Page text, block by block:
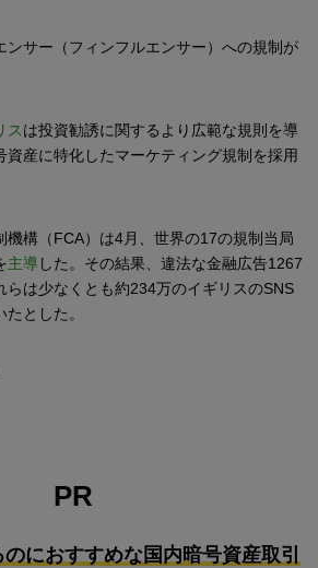
ンサー（フィンフルエンサー）への規制が
スは投資勧誘に関するより広範な規則を導
資産に特化したマーケティング規制を採用
機構（FCA）は4月、世界の17の規制当局
主導 した。その結果、違法な金融広告1267
らは少なくとも約234万のイギリスのSNS
とした。
PR
におすすめな国内暗号資産取引